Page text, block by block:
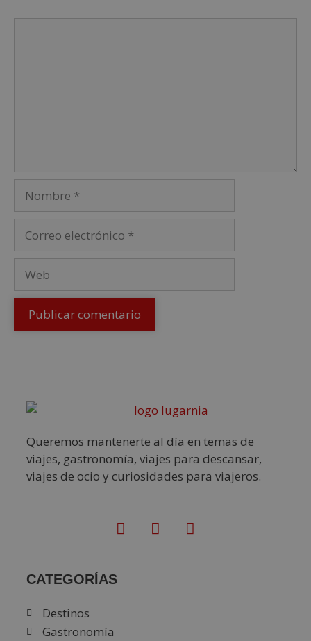
Queremos mantenerte al día en temas de
viajes, gastronomía, viajes para descansar,
viajes de ocio y curiosidades para viajeros.
CATEGORÍAS
Destinos
Gastronomía